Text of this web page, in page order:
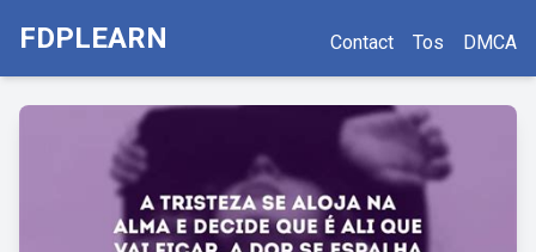
FDPLEARN Contact Tos DMCA